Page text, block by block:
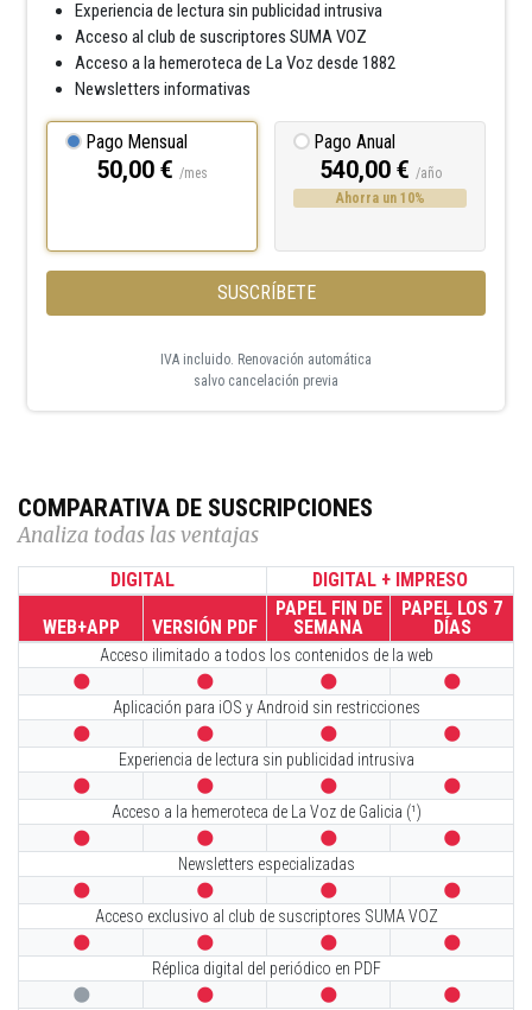
Experiencia de lectura sin publicidad intrusiva
Acceso al club de suscriptores SUMA VOZ
Acceso a la hemeroteca de La Voz desde 1882
Newsletters informativas
Pago Mensual
50,00 € /mes
Pago Anual
540,00 € /año
Ahorra un 10%
SUSCRÍBETE
IVA incluido. Renovación automática
salvo cancelación previa
COMPARATIVA DE SUSCRIPCIONES
Analiza todas las ventajas
DIGITAL DIGITAL + IMPRESO
WEB+APP VERSIÓN PDF
PAPEL FIN DE
SEMANA
PAPEL LOS 7
DÍAS
Acceso ilimitado a todos los contenidos de la web
   
Aplicación para iOS y Android sin restricciones
   
Experiencia de lectura sin publicidad intrusiva
   
Acceso a la hemeroteca de La Voz de Galicia (¹)
   
Newsletters especializadas
   
Acceso exclusivo al club de suscriptores SUMA VOZ
   
Réplica digital del periódico en PDF
   